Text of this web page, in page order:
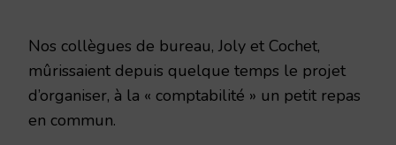
Nos collègues de bureau, Joly et Cochet,
mûrissaient depuis quelque temps le projet
d’organiser, à la « comptabilité » un petit repas
en commun.